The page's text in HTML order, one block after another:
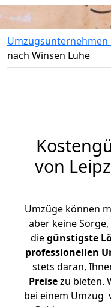
Umzugsunternehmen
nach Winsen Luhe
von
Umzüge können
aber keine
diegünstigste
professionellen
stets daran,
Preisezu bieten.
bei einem Umzug